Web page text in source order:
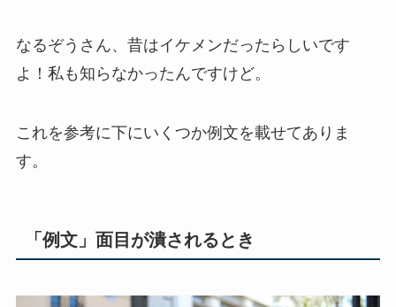
なるぞうさん、昔はイケメンだったらしいです
よ！私も知らなかったんですけど。
これを参考に下にいくつか例文を載せてありま
す。
「例文」面目が潰されるとき